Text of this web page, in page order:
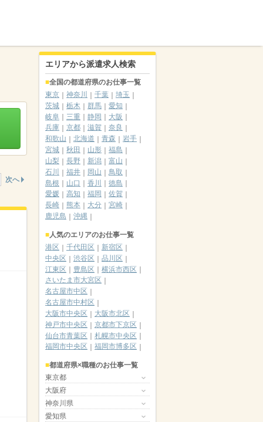
次へ
エリアから派遣求人検索
全国の都道府県のお仕事一覧
東京
神奈川 千葉
埼玉
茨城
栃木 群馬
愛知
岐阜
三重 静岡
大阪
兵庫
京都 滋賀
奈良
和歌山
北海道 青森
岩手
宮城
秋田 山形
福島
山梨
長野 新潟
富山
石川
福井 岡山
鳥取
島根
山口 香川
徳島
愛媛
高知 福岡
佐賀
長崎
熊本 大分
宮崎
鹿児島
沖縄
人気のエリアのお仕事一覧
港区
千代田区
新宿区
中央区
渋谷区
品川区
江東区
豊島区
横浜市西区
さいたま市大宮区
名古屋市中区
名古屋市中村区
大阪市中央区
大阪市北区
神戸市中央区
京都市下京区
仙台市青葉区
札幌市中央区
福岡市中央区
福岡市博多区
都道府県×職種のお仕事一覧
東京都
大阪府
神奈川県
愛知県